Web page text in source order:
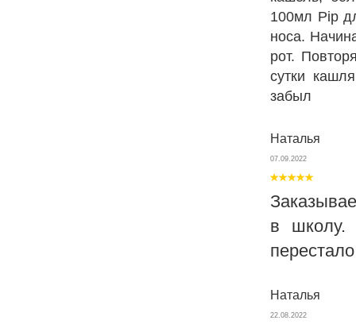
100мл Pip
носа.
рот.
сутки
забыл
Наталья
07.09.2022
в школу.
Наталья
22.08.2022